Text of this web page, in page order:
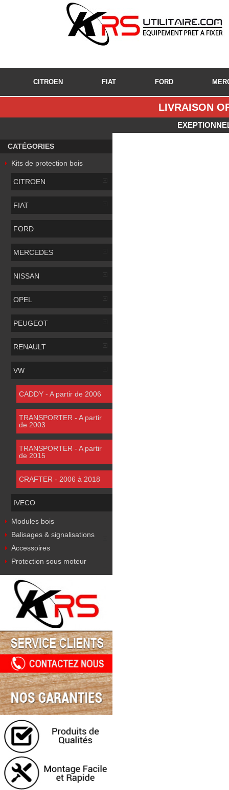
CITROEN FIAT FORD
LIVRAISON
CATÉGORIES
Kits de protection bois
CITROEN
FIAT
FORD
MERCEDES
NISSAN
OPEL
PEUGEOT
RENAULT
VW
CADDY - A partir de 2006
TRANSPORTER - A partir
de 2003
TRANSPORTER - A partir
de 2015
CRAFTER - 2006 à 2018
IVECO
Modules bois
Balisages & signalisations
Accessoires
Protection sous moteur